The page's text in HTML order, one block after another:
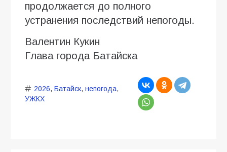
продолжается до полного
устранения последствий непогоды.
Валентин Кукин
Глава города Батайска
2026, Батайск, непогода,
УЖКХ